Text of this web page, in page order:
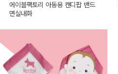
에이블팩토리 아동용 캔디팝 밴드
면실내화